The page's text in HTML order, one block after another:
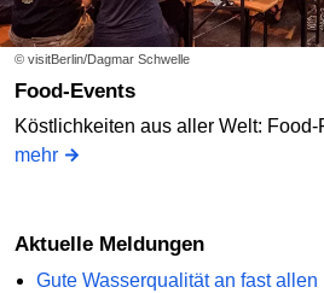
© visitBerlin/Dagmar Schwelle
Food-Events
Köstlichkeiten aus aller Welt:
mehr
Aktuelle Meldungen
Gute Wasserqualität an fast